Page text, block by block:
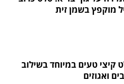
מוקפץ בשמן זית
קיצי טעים במיוחד בשילוב
ואגוזים